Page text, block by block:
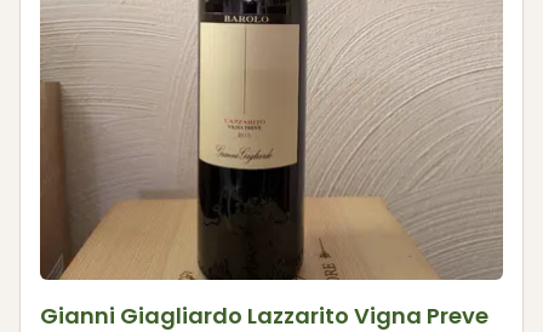
Gianni Giagliardo Lazzarito Vigna Preve